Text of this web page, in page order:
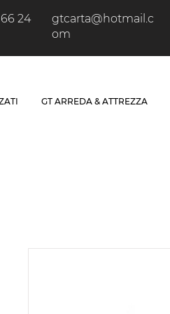
24
gtcarta@hotmail.c
om
GT ARREDA & ATTREZZA